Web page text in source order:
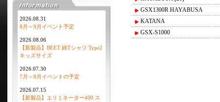
2026.08.31
8月～9月イベント予定
2026.08.06
【新製品】BEET 綿Tシャツ Type2
キッズサイズ
2026.07.30
7月～8月イベントの予定
2026.07.15
【新製品】エリミネーター400 ス
GSX1300R HAYABUSA
KATANA
GSX-S1000